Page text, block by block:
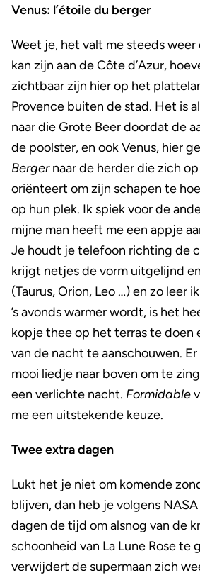
Venus: l’étoile du berger
Weet je, het valt me steeds
kan zijn aan de Côte d’Azur,
zichtbaar zijn hier op het
Provence buiten de stad. Het is
naar die Grote Beer doordat de
de poolster, en ook Venus, hier
Bergernaar de herder die zich
oriënteert om zijn schapen te
op hun plek. Ik spiek voor de
mijne man heeft me een appje
Je houdt je telefoon richting de
krijgt netjes de vorm uitgelijnd
(Taurus, Orion, Leo …) en zo leer
’s avonds warmer wordt, is het
kopje thee op het terras te doen
van de nacht te aanschouwen.
mooi liedje naar boven om te
een verlichte nacht. Formidable
me een uitstekende keuze.
Twee extra dagen
Lukt het je niet om komende
blijven, dan heb je volgens
dagen de tijd om alsnog van de
schoonheid van La Lune Rose te
verwijdert de supermaan zich